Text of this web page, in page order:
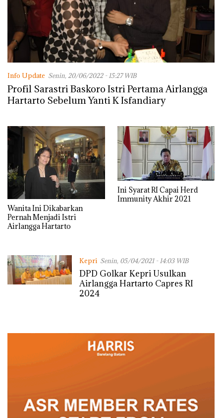
Info Update Senin, 20/06/2022 - 15:27 WIB
Profil Sarastri Baskoro Istri Pertama Airlangga
Hartarto Sebelum Yanti K Isfandiary
Wanita Ini Dikabarkan
Pernah Menjadi Istri
Airlangga Hartarto
Ini Syarat RI Capai Herd
Immunity Akhir 2021
Kepri Senin, 05/04/2021 - 14:03 WIB
DPD Golkar Kepri Usulkan
Airlangga Hartarto Capres RI
2024